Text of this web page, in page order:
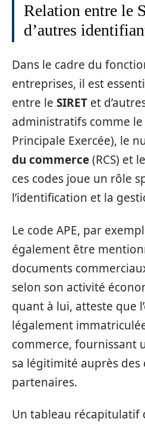
Relation entre le
d’autres
Dans le cadre du
entreprises, il est
entre le SIRET et
administratifs comme le
Principale Exercée), le
du commerce(RCS) et
ces codes joue un rôle
l’identification et la
Le code APE, par
également être
documents
selon son activité
quant à lui, atteste que
légalement
commerce, fournissant
sa légitimité auprès des
partenaires.
Un tableau récapitulatif